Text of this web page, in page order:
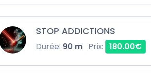
STOP ADDICTIONS
Durée: 90 m Prix: 180.00€